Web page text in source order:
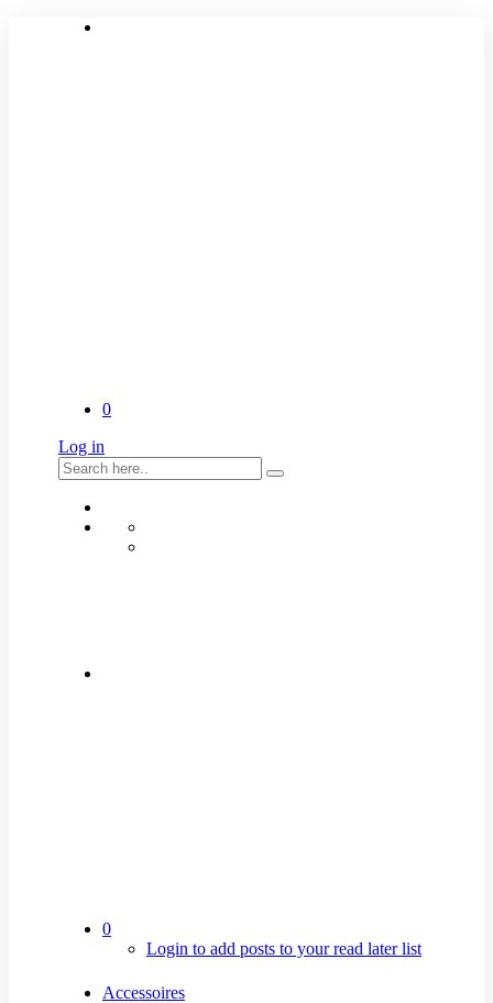
0
Log in
0
Login to add posts to your read later list
Accessoires